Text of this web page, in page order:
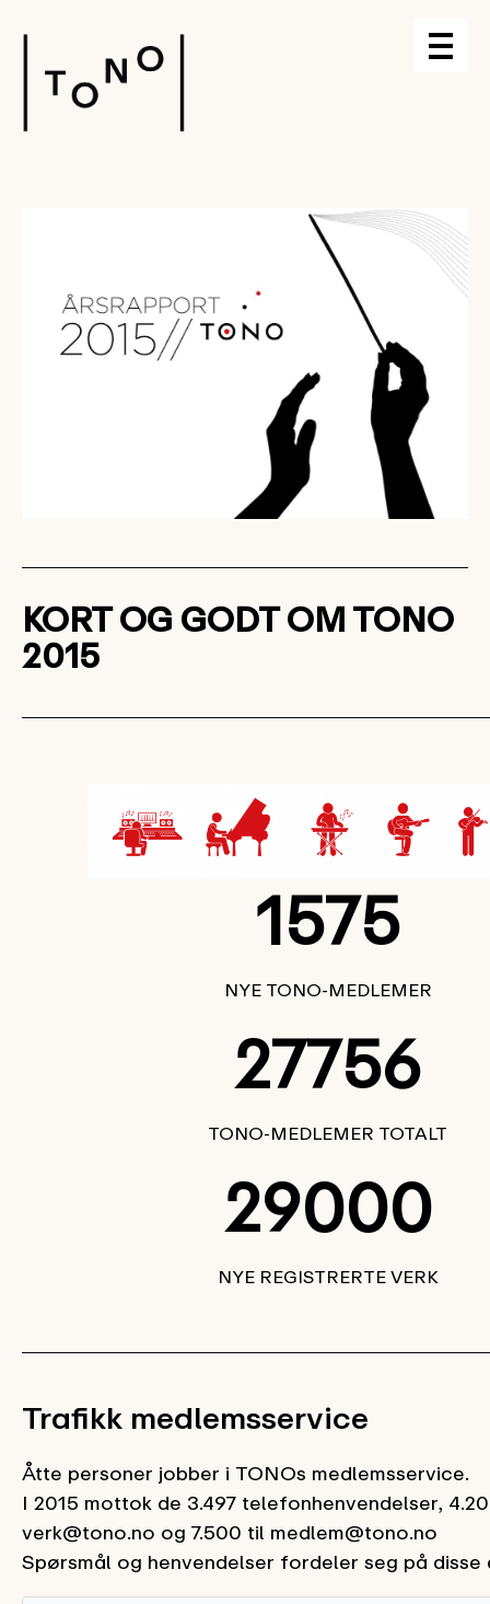
KORT OG GODT OM TONO
2015
1575
NYE TONO-MEDLEMER
27756
TONO-MEDLEMER TOTALT
29000
NYE REGISTRERTE VERK
Trafikk medlemsservice
Åtte personer jobber i TONOs medlemsservice.
I 2015 mottok de 3.497 telefonhenvendelser,
verk@tono.no og 7.500 til medlem@tono.no
Spørsmål og henvendelser fordeler seg på disse